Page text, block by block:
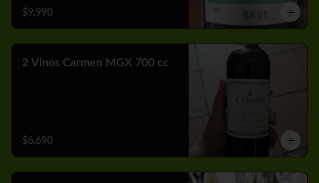
$9.990
2 Vinos Carmen MGX 700 cc
$6.690